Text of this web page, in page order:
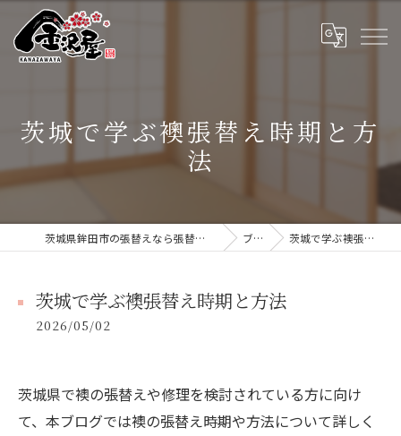
茨城で学ぶ襖張替え時期と方
法
茨城県鉾田市の張替えなら張替本舗 金沢屋 大洗・鹿嶋店 ブログ 茨城で学ぶ襖張替え時期と方法
茨城で学ぶ襖張替え時期と方法
2026/05/02
茨城県で襖の張替えや修理を検討されている方に向け
て、本ブログでは襖の張替え時期や方法について詳しく